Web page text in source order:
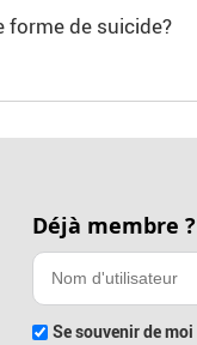
forme de suicide?
Déjà membre ?
Se souvenir de moi